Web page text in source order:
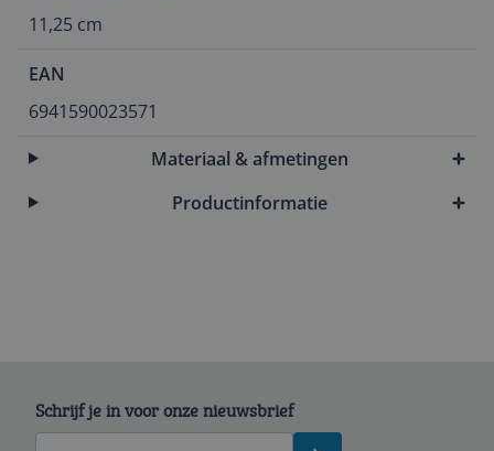
11,25 cm
EAN
6941590023571
Materiaal & afmetingen
Productinformatie
Schrijf je in voor onze nieuwsbrief